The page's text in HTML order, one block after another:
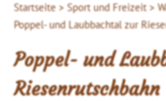
Startseite > Sport und Freizeit >
Poppel- und Laubbachtal zur
Poppel- und
Riesenrutschbahn